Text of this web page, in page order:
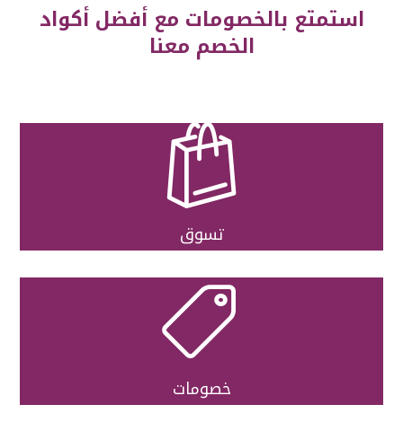
استمتع بالخصومات مع أفضل أكواد
الخصم معنا

تسوق

خصومات